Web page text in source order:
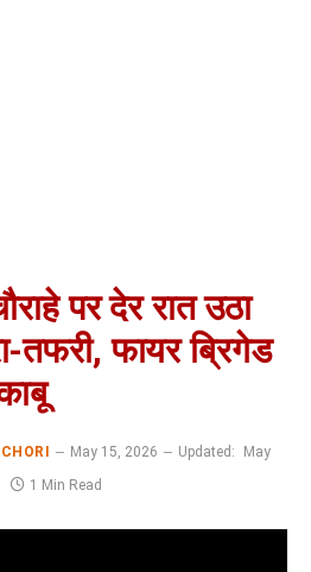
पर देर रात उठा
फायर ब्रिगेड
May 15, 2026 Updated:
May
1 Min Read